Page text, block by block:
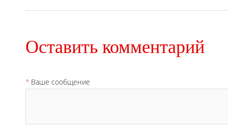
Оставить комментарий
Ваше сообщение